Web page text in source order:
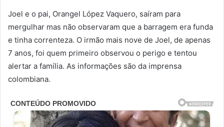
Joel e o pai, Orangel López Vaquero, saíram para
mergulhar mas não observaram que a barragem era funda
e tinha correnteza. O irmão mais nove de Joel, de apenas
7 anos, foi quem primeiro observou o perigo e tentou
alertar a família. As informações são da imprensa
colombiana.